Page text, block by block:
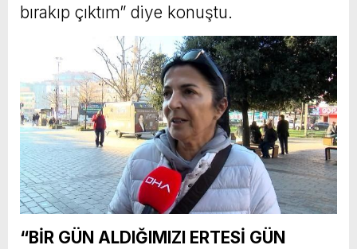
bırakıp çıktım” diye konuştu.
“BİR GÜN ALDIĞIMIZI ERTESİ GÜN